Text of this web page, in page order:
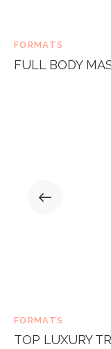
FORMATS
FULL BODY
FORMATS
TOP LUXURY